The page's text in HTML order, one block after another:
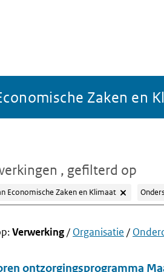
Zaken en
, gefilterd op
Economische Zaken en Klimaat
Verwerking/ Organisatie /
ontzorgingsprogramma